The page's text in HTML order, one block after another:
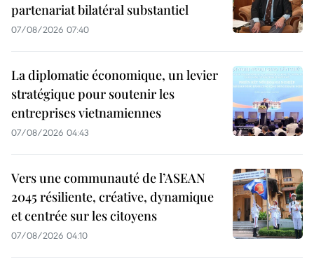
partenariat bilatéral substantiel
07/08/2026 07:40
La diplomatie économique, un levier
stratégique pour soutenir les
entreprises vietnamiennes
07/08/2026 04:43
Vers une communauté de l’ASEAN
2045 résiliente, créative, dynamique
et centrée sur les citoyens
07/08/2026 04:10